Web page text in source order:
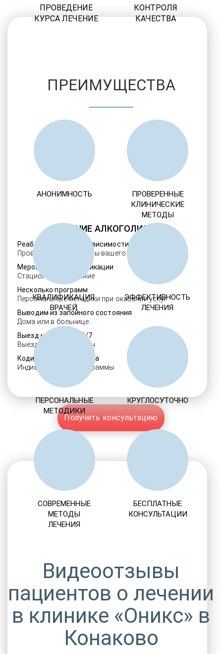
ЛЕЧЕНИЕ АЛКОГОЛИЗМА
Реабилитация алкозависимости
Проверенные ребцентры вашего региона
Мероприятия детоксикации
Стационарное лечение
Несколько программ
Персональные методики при оказании услуг
Выводим из запойного состояния
Дома или в больнице
Выезд нарколога 24/7
Выезд в течение 30 мин.
Кодировка алкоголизма
Индивидуальные программы
Получить консультацию
ПРОВЕДЕНИЕ
КУРСА ЛЕЧЕНИЕ
КОНТРОЛЯ
КАЧЕСТВА
ПРЕИМУЩЕСТВА
АНОНИМНОСТЬ
ПРОВЕРЕННЫЕ
КЛИНИЧЕСКИЕ
МЕТОДЫ
КВАЛИФИКАЦИЯ
ВРАЧЕЙ
ЭФФЕКТИВНОСТЬ
ЛЕЧЕНИЯ
ПЕРСОНАЛЬНЫЕ
МЕТОДИКИ
КРУГЛОСУТОЧНО
СОВРЕМЕННЫЕ
МЕТОДЫ
ЛЕЧЕНИЯ
БЕСПЛАТНЫЕ
КОНСУЛЬТАЦИИ
Видеоотзывы
пациентов о лечении
в клинике «Оникс» в
Конаково